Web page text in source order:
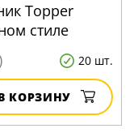
Topper
стиле
20 шт.
КОРЗИНУ